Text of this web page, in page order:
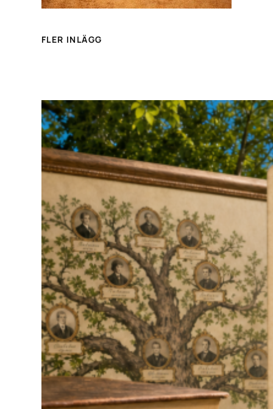
FLER INLÄGG